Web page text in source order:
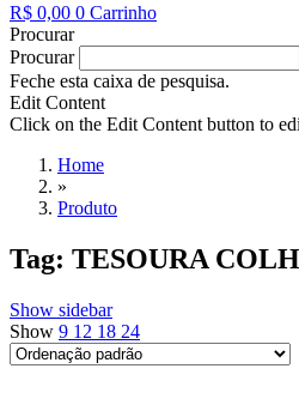
R$ 0,00 0 Carrinho
Procurar
Procurar
Feche esta caixa de pesquisa.
Edit Content
Click on the Edit Content button to
Home
»
Produto
Tag: TESOURA
Show sidebar
Show 9 12 18 24